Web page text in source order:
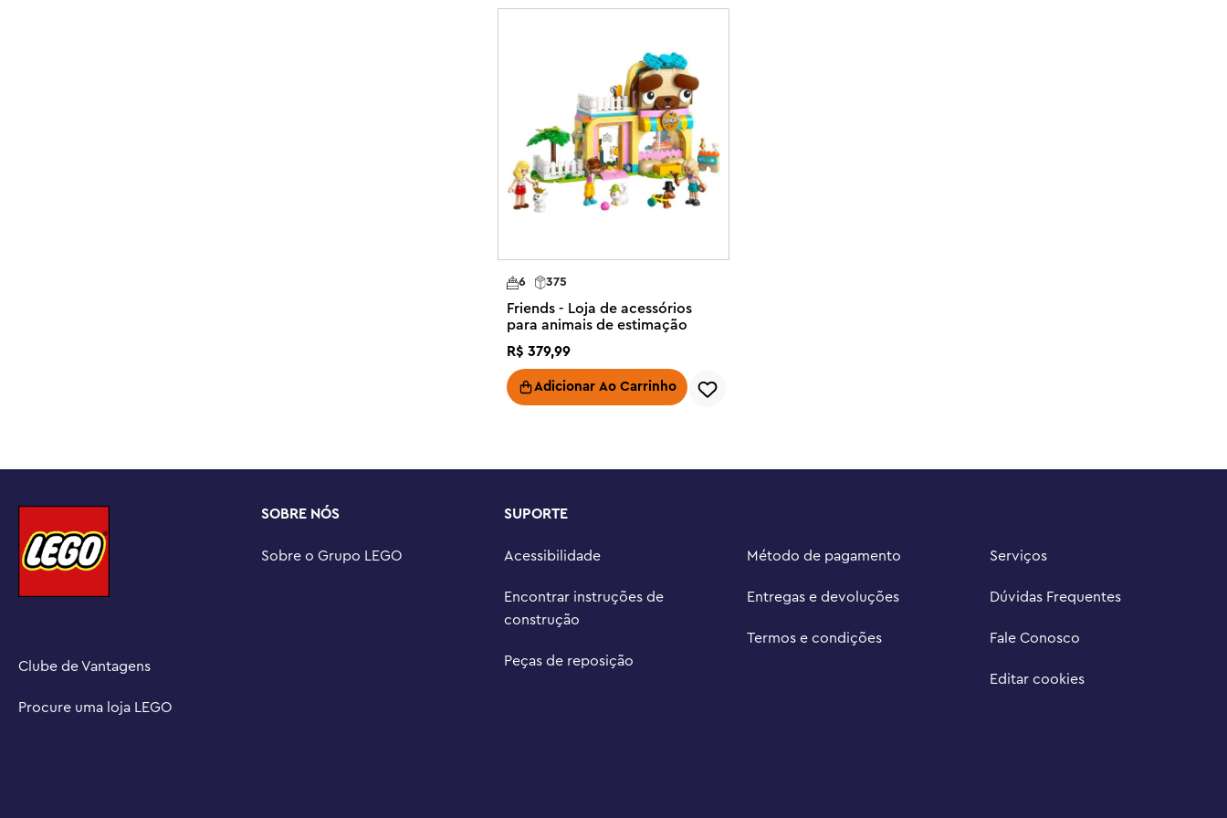
as crianças podem ampliar e girar modelos em 3D, salvar conjuntos e acompanhar seu
Inspire as crianças a desenvolverem suas paixões enquanto exploram o novo mundo de
• Encenação de transporte para crianças com mais de 7 anos - Inspire as crianças a criar
suas próprias histórias de viagem enquanto constroem e brincam com este conjunto de
Paisley, além do motorista do ônibus e um passageiro com uma scooter de mobilidade
• Acessórios – Os acessórios permitem que as crianças criem novas histórias cada vez que
• Um presente para crianças que adoram dramatizações – Este conjunto LEGO® Friends é
mais de 10 cm de altura, 16 cm de comprimento e 9 cm de largura
• Uma mão amiga – Descubra instruções intuitivas no aplicativo LEGO® Builder, onde os
expandiu para apresentar novos personagens e novos locais para inspirar mais aventuras
375
6
Friends - Loja de acessórios
para animais de estimação
R$ 379,99
Adicionar Ao Carrinho
Clube de Vantagens
Procure uma loja LEGO
SOBRE NÓS
Sobre o Grupo LEGO
SUPORTE
Acessibilidade
Encontrar instruções de
construção
Peças de reposição
Método de pagamento
Entregas e devoluções
Termos e condições
Serviços
Dúvidas Frequentes
Fale Conosco
Editar cookies